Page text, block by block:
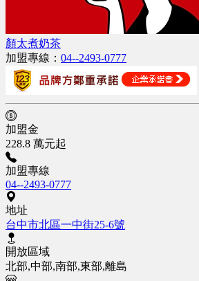
顏太煮奶茶
加盟專線： 04--2493-0777
加盟金
228.8 萬元起
加盟專線
04--2493-0777
地址
台中市北區一中街25-6號
開放區域
北部,中部,南部,東部,離島